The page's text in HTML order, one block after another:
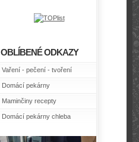
OBLÍBENÉ ODKAZY
Vaření - pečení - tvoření
Domácí pekárny
Maminčiny recepty
Domácí pekárny chleba